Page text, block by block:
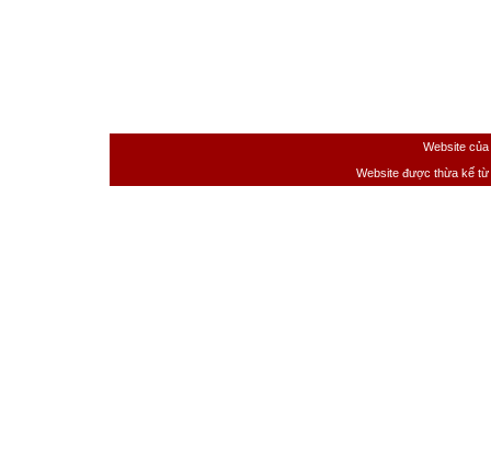
Website
Website được thừa kế từ